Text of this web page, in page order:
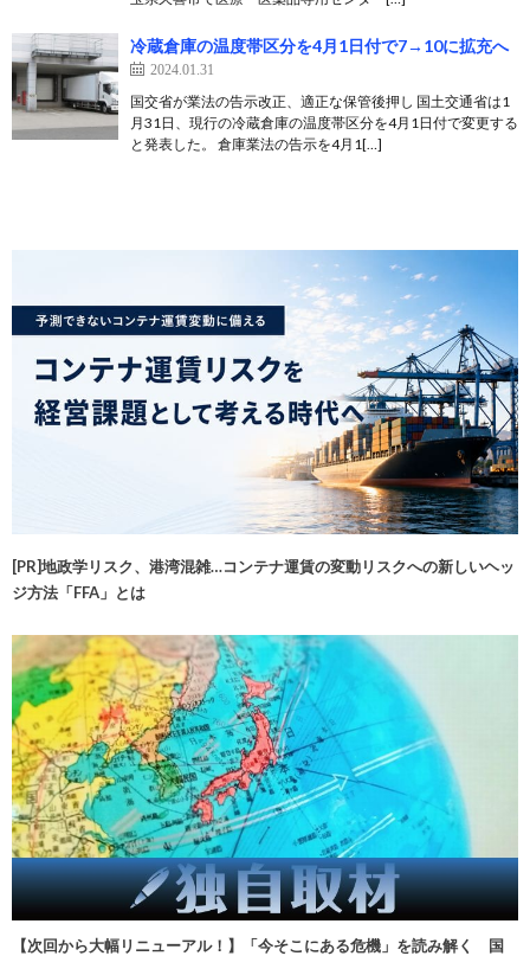
冷蔵倉庫の温度帯区分を4月1日付で7→10に拡充へ
2024.01.31
国交省が業法の告示改正、適正な保管後押し 国土交通省は1
月31日、現行の冷蔵倉庫の温度帯区分を4月1日付で変更する
と発表した。 倉庫業法の告示を4月1[…]
[PR]地政学リスク、港湾混雑…コンテナ運賃の変動リスクへの新しいヘッ
ジ方法「FFA」とは
【次回から大幅リニューアル！】「今そこにある危機」を読み解く 国